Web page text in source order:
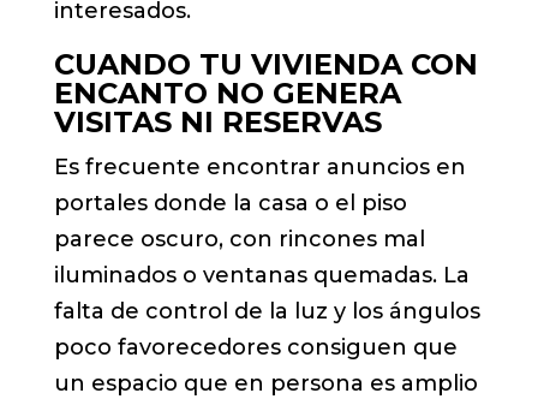
interesados.
CUANDO TU VIVIENDA CON
ENCANTO NO GENERA
VISITAS NI RESERVAS
Es frecuente encontrar anuncios en
portales donde la casa o el piso
parece oscuro, con rincones mal
iluminados o ventanas quemadas. La
falta de control de la luz y los ángulos
poco favorecedores consiguen que
un espacio que en persona es amplio